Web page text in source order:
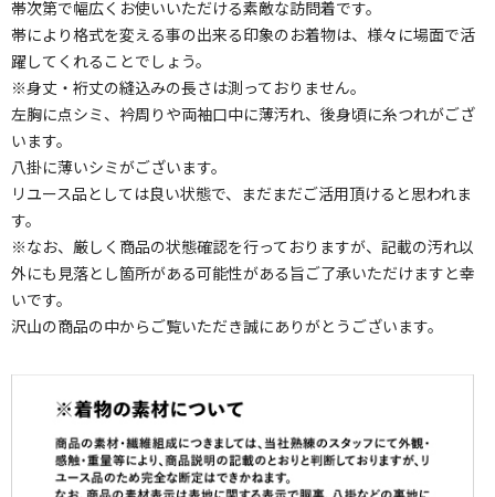
帯次第で幅広くお使いいただける素敵な訪問着です。
帯により格式を変える事の出来る印象のお着物は、様々に場面で活
躍してくれることでしょう。
※身丈・裄丈の縫込みの長さは測っておりません。
左胸に点シミ、衿周りや両袖口中に薄汚れ、後身頃に糸つれがござ
います。
八掛に薄いシミがございます。
リユース品としては良い状態で、まだまだご活用頂けると思われま
す。
※なお、厳しく商品の状態確認を行っておりますが、記載の汚れ以
外にも見落とし箇所がある可能性がある旨ご了承いただけますと幸
いです。
沢山の商品の中からご覧いただき誠にありがとうございます。